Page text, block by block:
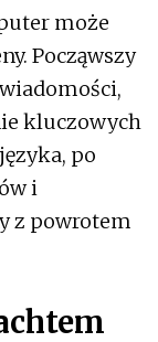
może
Począwszy
kluczowych
po
i
z powrotem